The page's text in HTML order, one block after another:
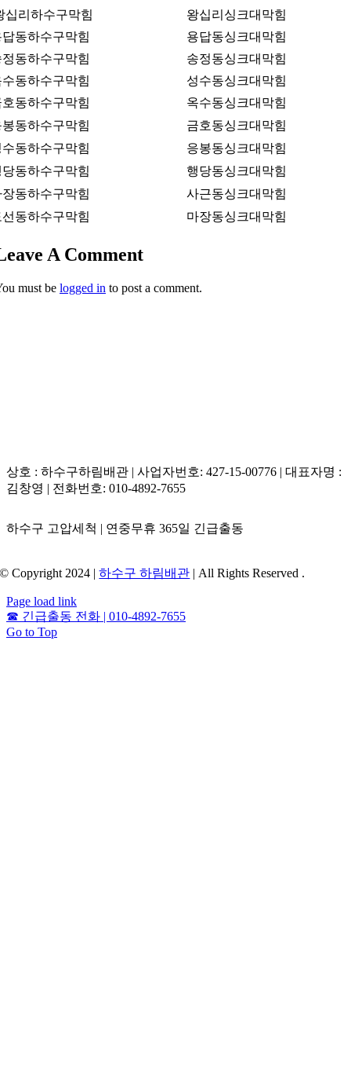
십리하수구막힘
왕십리싱크대막힘
동하수구막힘
용답동싱크대막힘
동하수구막힘
송정동싱크대막힘
동하수구막힘
성수동싱크대막힘
동하수구막힘
옥수동싱크대막힘
동하수구막힘
금호동싱크대막힘
동하수구막힘
응봉동싱크대막힘
동하수구막힘
행당동싱크대막힘
동하수구막힘
사근동싱크대막힘
동하수구막힘
마장동싱크대막힘
A Comment
must be logged in to post a comment.
상호 : 하수구하림배관 | 사업자번호: 427-15-00776 | 대표자명 :
김창영 | 전화번호: 010-4892-7655
하수구 고압세척 | 연중무휴 365일 긴급출동
© Copyright 2024 |하수구 하림배관 | All Rights Reserved .
Page load link
☎ 긴급출동 전화 | 010-4892-7655
Go to Top